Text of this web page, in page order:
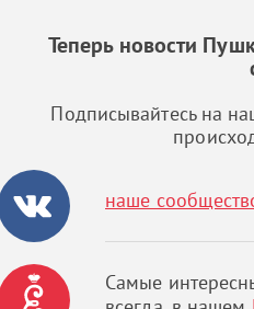
Теперь новости
Подписывайтесь на
наше
Самые